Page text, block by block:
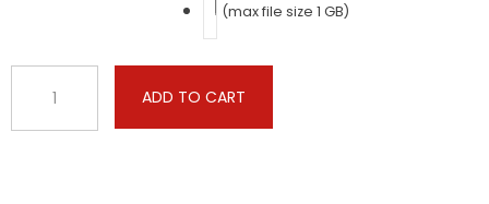
(max file size 1 GB)
Continental
ADD TO CART